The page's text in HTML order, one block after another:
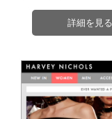
詳細を見る